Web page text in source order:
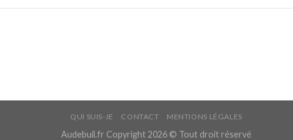
QUI SUIS-JE CONTACT MENTIONS LÉGALES
Audebuil.fr Copyright 2026 © Tout droit réservé